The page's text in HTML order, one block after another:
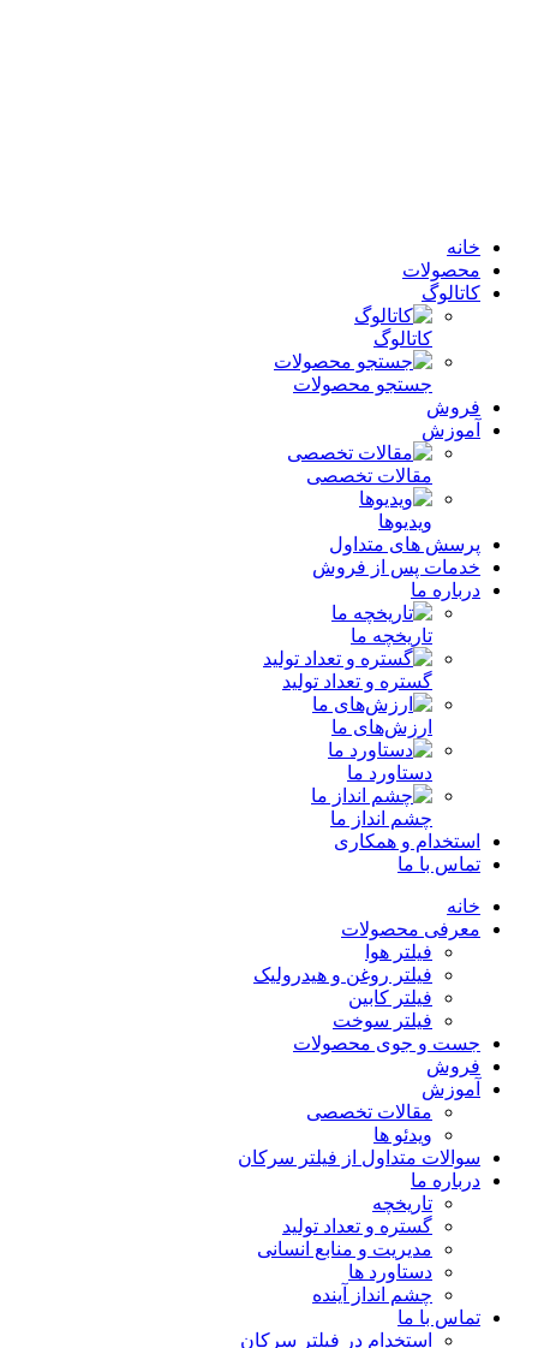
خانه
محصولات
کاتالوگ
کاتالوگ
جستجو محصولات
فروش
آموزش
مقالات تخصصی
ویدیوها
پرسش های متداول
خدمات پس از فروش
درباره ما
تاریخچه ما
گستره و تعداد تولید
ارزش‌های ما
دستاورد ما
چشم انداز ما
استخدام و همکاری
تماس با ما
خانه
معرفی محصولات
فیلتر هوا
فیلتر روغن و هیدرولیک
فیلتر کابین
فیلتر سوخت
جست و جوی محصولات
فروش
آموزش
مقالات تخصصی
ویدئو ها
سوالات متداول از فیلتر سرکان
درباره ما
تاریخچه
گستره و تعداد تولید
مدیریت و منابع انسانی
دستاورد ها
چشم انداز آینده
تماس با ما
استخدام در فیلتر سرکان